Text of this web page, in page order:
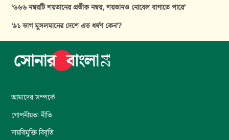
‘৬৬৬ নম্বরটি শয়তানের প্রতীক নম্বর, শয়তানও নোবেল বাগাতে পারে’
‘৯১ ভাগ মুসলমানের দেশে এত ধর্ষণ কেন’?
আমাদের সম্পর্কে
গোপনীয়তা নীতি
দায়বিমুক্তি বিবৃতি